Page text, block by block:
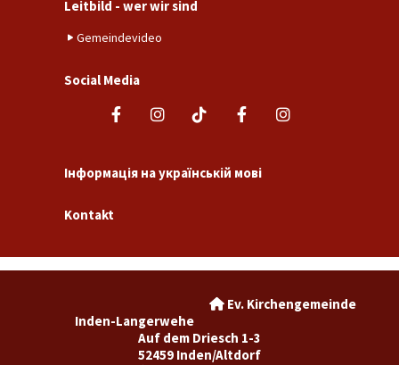
Leitbild - wer wir sind
Gemeindevideo
Social Media
Інформація на українській мові
Kontakt
Ev. Kirchengemeinde
Inden-Langerwehe
Auf dem Driesch 1-3
52459 Inden/Altdorf